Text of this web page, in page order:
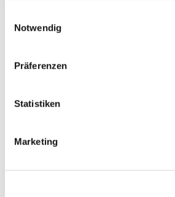
Notwendig
Präferenzen
Statistiken
Marketing
Elektromobilität
CAD-Bauteilebibliothek
Newsletter
Versprechen
Nachhaltigkeit
Einkauf